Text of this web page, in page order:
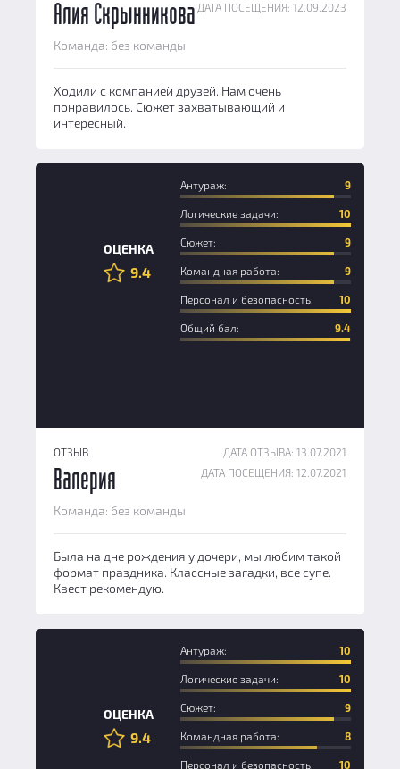
ДАТА ПОСЕЩЕНИЯ: 12.09.2023
Алия Скрынникова
Команда: без команды
Ходили с компанией друзей. Нам очень
понравилось. Сюжет захватывающий и
интересный.
ОЦЕНКА
9.4
Антураж: 9
Логические задачи: 10
Сюжет: 9
Командная работа: 9
Персонал и безопасность: 10
Общий бал: 9.4
ОТЗЫВ
ДАТА ОТЗЫВА: 13.07.2021
ДАТА ПОСЕЩЕНИЯ: 12.07.2021
Валерия
Команда: без команды
Была на дне рождения у дочери, мы любим такой
формат праздника. Классные загадки, все супе.
Квест рекомендую.
ОЦЕНКА
9.4
Антураж: 10
Логические задачи: 10
Сюжет: 9
Командная работа: 8
Персонал и безопасность: 10